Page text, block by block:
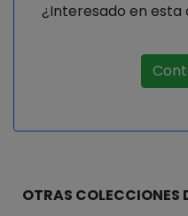
¿Interesado en esta
OTRAS COLECCIONES